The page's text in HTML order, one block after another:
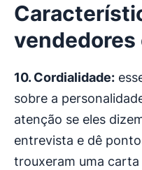
10. Cordialidade:
sobre a
atenção se eles
entrevista e dê
trouxeram uma